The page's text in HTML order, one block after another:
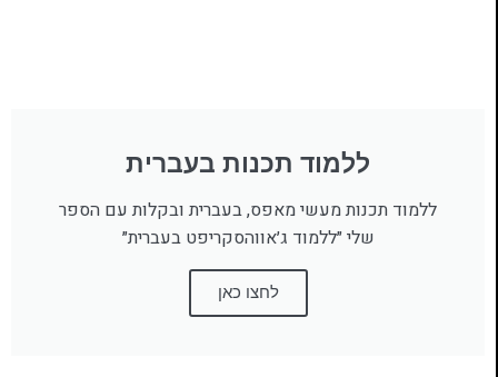
ללמוד תכנות בעברית
ללמוד תכנות מעשי מאפס, בעברית ובקלות עם הספר
שלי ״ללמוד ג׳אווהסקריפט בעברית״
לחצו כאן